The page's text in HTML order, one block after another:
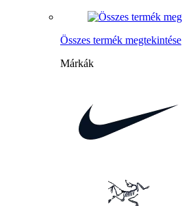
Összes termék megtekintése
Márkák